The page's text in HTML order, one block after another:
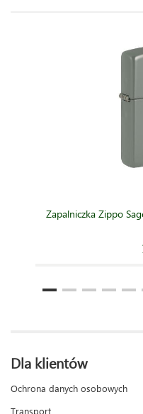
Zapalniczka Zippo
Dla klientów
Ochrona danych osobowych
Transport